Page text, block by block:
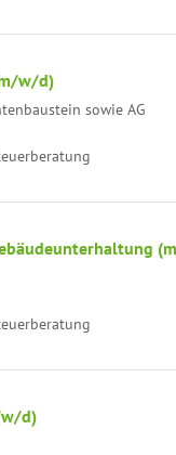
w/d)
sowie AG
d)